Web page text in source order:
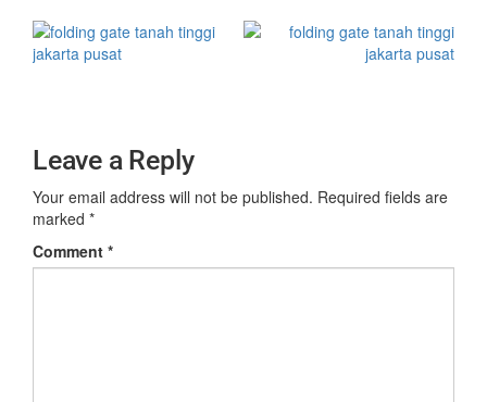
Leave a Reply
Your email address will not be published. Required fields are
marked *
Comment *